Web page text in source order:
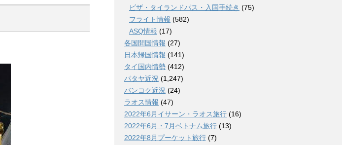
ビザ・タイランドパス・入国手続き (75)
フライト情報 (582)
ASQ情報 (17)
各国開国情報 (27)
日本帰国情報 (141)
タイ国内情勢 (412)
パタヤ近況 (1,247)
バンコク近況 (24)
ラオス情報 (47)
2022年6月イサーン・ラオス旅行 (16)
2022年6月・7月ベトナム旅行 (13)
2022年8月プーケット旅行 (7)